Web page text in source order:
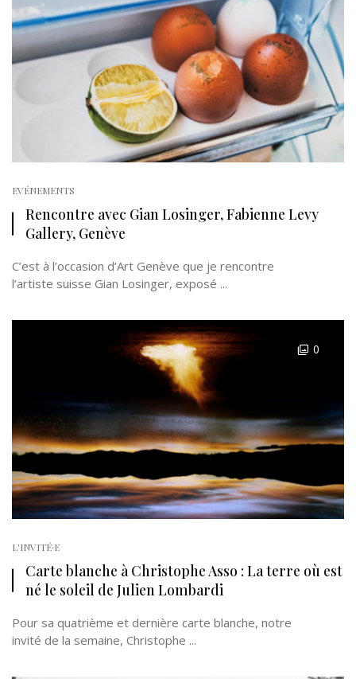
EVÉNEMENTS
Rencontre avec Gian Losinger, Fabienne Levy
Gallery, Genève
C’est à l’occasion d’Art Genève que je rencontre
l’artiste suisse Gian Losinger, exposé ...
0
L'INVITÉ·E
Carte blanche à Christophe Asso : La terre où est
né le soleil de Julien Lombardi
Pour sa quatrième et dernière carte blanche, notre
invité de la semaine, Christophe ...